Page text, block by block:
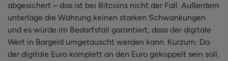
abgesichert – das ist bei Bitcoins nicht der Fall. Außerdem
unterläge die Währung keinen starken Schwankungen
und es würde im Bedarfsfall garantiert, dass der digitale
Wert in Bargeld umgetauscht werden kann. Kurzum: Da
der digitale Euro komplett an den Euro gekoppelt sein soll,